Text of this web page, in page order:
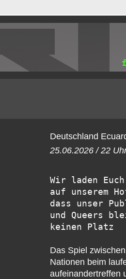
Deutschland
25.06.2026 / 22
Wir laden
auf unserem
dass unser
und Queers
keinen Platz
Das Spiel
Nationen beim
aufeinandertreffen